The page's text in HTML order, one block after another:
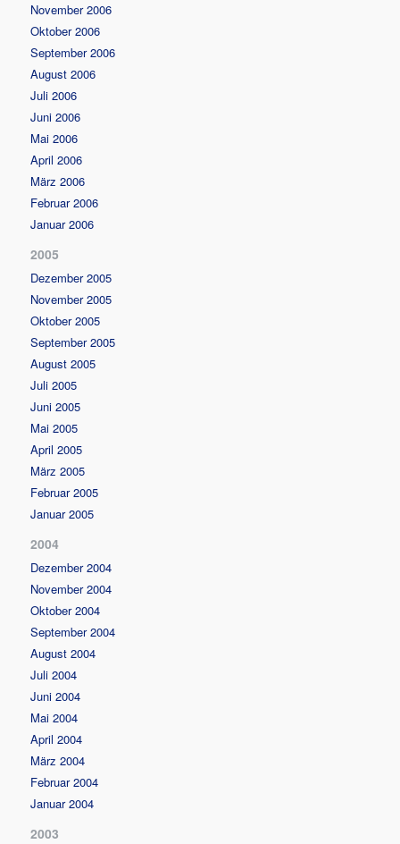
November 2006
Oktober 2006
September 2006
August 2006
Juli 2006
Juni 2006
Mai 2006
April 2006
März 2006
Februar 2006
Januar 2006
2005
Dezember 2005
November 2005
Oktober 2005
September 2005
August 2005
Juli 2005
Juni 2005
Mai 2005
April 2005
März 2005
Februar 2005
Januar 2005
2004
Dezember 2004
November 2004
Oktober 2004
September 2004
August 2004
Juli 2004
Juni 2004
Mai 2004
April 2004
März 2004
Februar 2004
Januar 2004
2003